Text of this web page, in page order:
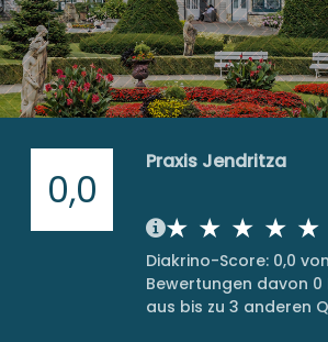
0,0
Praxis Jendritza
Diakrino-Score: 0,0
Bewertungen davon 0
aus bis zu 3 anderen